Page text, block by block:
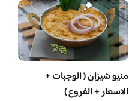
منيو شيزان ( الوجبات +
الاسعار + الفروع )